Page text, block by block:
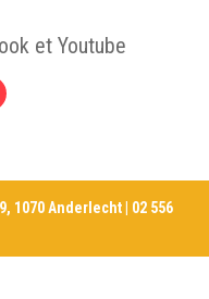
et Youtube
1070 Anderlecht | 02 556